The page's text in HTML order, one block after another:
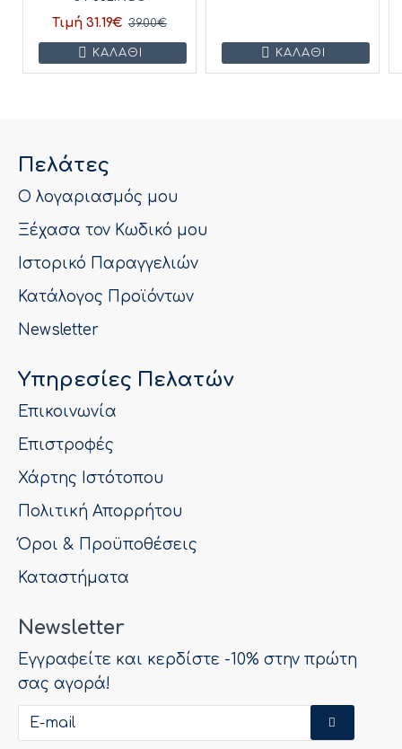
Τιμή 31.19€ 39.00€
ΚΑΛΆΘΙ ΚΑΛΆΘΙ
Πελάτες
Ο λογαριασμός μου
Ξέχασα τον Κωδικό μου
Ιστορικό Παραγγελιών
Κατάλογος Προϊόντων
Newsletter
Υπηρεσίες Πελατών
Επικοινωνία
Επιστροφές
Χάρτης Ιστότοπου
Πολιτική Απορρήτου
Όροι & Προϋποθέσεις
Καταστήματα
Newsletter
Εγγραφείτε και κερδίστε -10% στην πρώτη
σας αγορά!